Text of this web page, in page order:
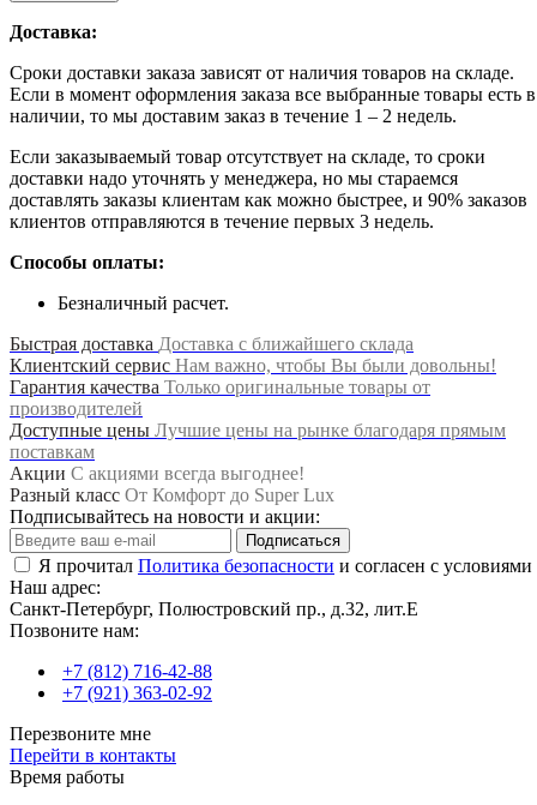
Доставка:
Сроки доставки заказа зависят от наличия товаров на складе.
Если в момент оформления заказа все выбранные товары есть в
наличии, то мы доставим заказ в течение 1 – 2 недель.
Если заказываемый товар отсутствует на складе, то сроки
доставки надо уточнять у менеджера, но мы стараемся
доставлять заказы клиентам как можно быстрее, и 90% заказов
клиентов отправляются в течение первых 3 недель.
Способы оплаты:
Безналичный расчет.
Быстрая доставка Доставка с ближайшего склада
Клиентский сервис Нам важно, чтобы Вы были довольны!
Гарантия качества Только оригинальные товары от
производителей
Доступные цены Лучшие цены на рынке благодаря прямым
поставкам
Акции С акциями всегда выгоднее!
Разный класс От Комфорт до Super Lux
Подписывайтесь на новости и акции:
Подписаться
Я прочитал Политика безопасности и согласен с условиями
Наш адрес:
Санкт-Петербург, Полюстровский пр., д.32, лит.Е
Позвоните нам:
+7 (812) 716-42-88
+7 (921) 363-02-92
Перезвоните мне
Перейти в контакты
Время работы